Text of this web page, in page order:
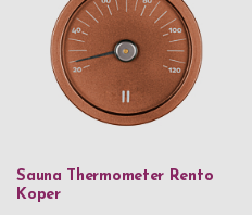
Sauna Thermometer Rento
Koper